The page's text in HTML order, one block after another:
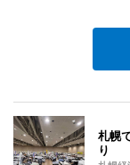
札幌
り